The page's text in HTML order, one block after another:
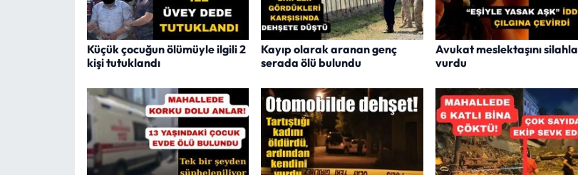
Küçük çocuğun ölümüyle ilgili 2
kişi tutuklandı
Kayıp olarak aranan genç
serada ölü bulundu
Avukat meslektaşını silahla
vurdu